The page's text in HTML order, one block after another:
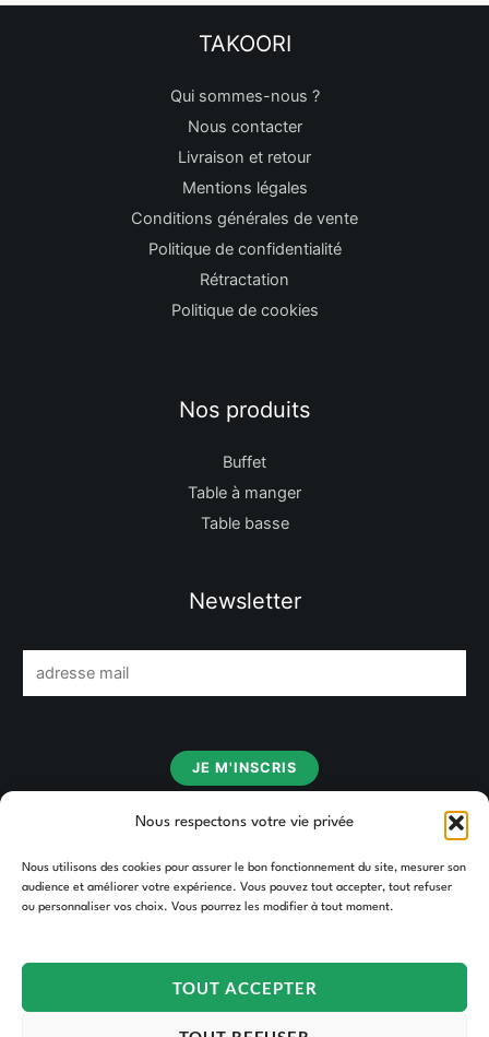
Nous respectons votre vie privée
Nous utilisons des cookies pour assurer le bon fonctionnement du site, mesurer son
audience et améliorer votre expérience. Vous pouvez tout accepter, tout refuser
ou personnaliser vos choix. Vous pourrez les modifier à tout moment.
TOUT ACCEPTER
TAKOORI
Qui sommes-nous ?
Nous contacter
Livraison et retour
Mentions légales
Conditions générales de vente
Politique de confidentialité
Rétractation
Politique de cookies
Nos produits
Buffet
Table à manger
Table basse
Newsletter
m
JE M'INSCRIS